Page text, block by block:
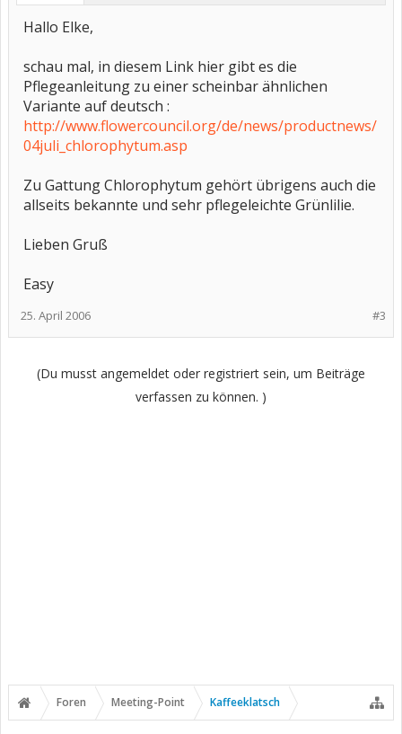
Hallo Elke,
schau mal, in diesem Link hier gibt es die
Pflegeanleitung zu einer scheinbar ähnlichen
Variante auf deutsch :
http://www.flowercouncil.org/de/news/productnews/
04juli_chlorophytum.asp
Zu Gattung Chlorophytum gehört übrigens auch die
allseits bekannte und sehr pflegeleichte Grünlilie.
Lieben Gruß
Easy
#3
25. April 2006
(Du musst angemeldet oder registriert sein, um Beiträge
verfassen zu können. )
Foren Meeting-Point Kaffeeklatsch